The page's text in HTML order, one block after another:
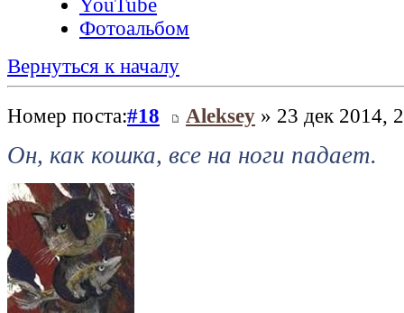
YouTube
Фотоальбом
Вернуться к началу
Номер поста:#18 Aleksey » 23 дек 2014,
Он, как кошка, все на ноги падает.